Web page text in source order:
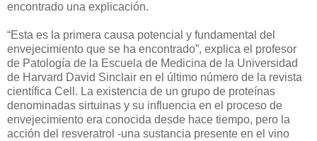
encontrado una explicación.
“Esta es la primera causa potencial y fundamental del
envejecimiento que se ha encontrado”, explica el profesor
de Patología de la Escuela de Medicina de la Universidad
de Harvard David Sinclair en el último número de la revista
científica Cell. La existencia de un grupo de proteínas
denominadas sirtuinas y su influencia en el proceso de
envejecimiento era conocida desde hace tiempo, pero la
acción del resveratrol -una sustancia presente en el vino